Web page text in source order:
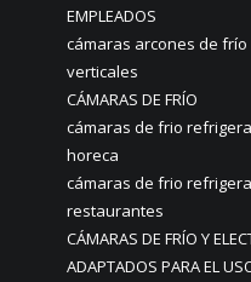
EMPLEADOS
cámaras arcones de
verticales
CÁMARAS DE FRÍO
cámaras de frio
horeca
cámaras de frio
restaurantes
CÁMARAS DE FRÍO Y
ADAPTADOS PARA EL